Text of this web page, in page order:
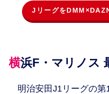
Jリーグを
横浜F・マリノス
明治安田J1リーグの第